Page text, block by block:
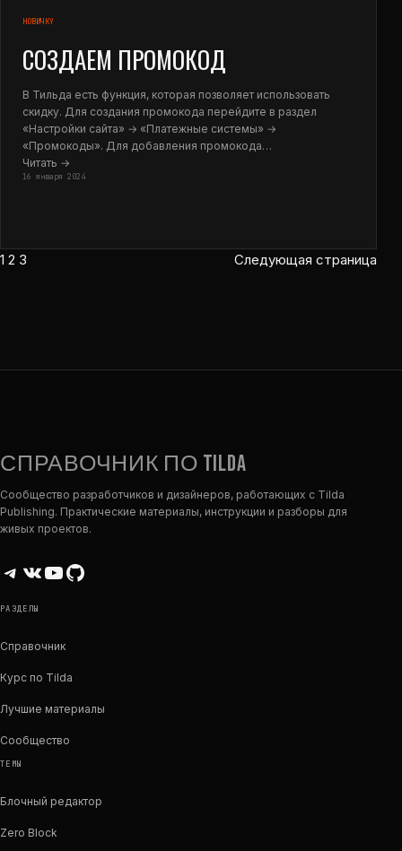
НОВИЧКУ
СОЗДАЕМ ПРОМОКОД
В Тильда есть функция, которая позволяет использовать
скидку. Для создания промокода перейдите в раздел
«Настройки сайта» → «Платежные системы» →
«Промокоды». Для добавления промокода…
Читать →
16 января 2024
1 2 3 Следующая страница
СПРАВОЧНИК ПО TILDA
Сообщество разработчиков и дизайнеров, работающих с Tilda
Publishing. Практические материалы, инструкции и разборы для
живых проектов.
Telegram
ВКонтакте
YouTube
GitHub
РАЗДЕЛЫ
Справочник
Курс по Tilda
Лучшие материалы
Сообщество
ТЕМЫ
Блочный редактор
Zero Block